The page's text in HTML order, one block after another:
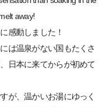
away!
感動しました！
は温泉がない国もたくさ
日本に来てからが初めて
が、温かいお湯にゆっく